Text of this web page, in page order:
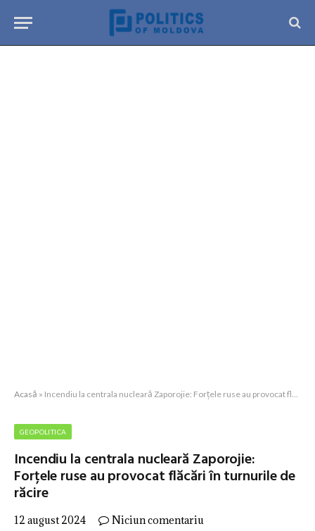
Acasă » Incendiu la centrala nucleară Zaporojie: Forțele ruse au provocat flăcări în turnurile de răcire
GEOPOLITICA
Incendiu la centrala nucleară Zaporojie:
Forțele ruse au provocat flăcări în turnurile de
răcire
12 august 2024 Niciun comentariu